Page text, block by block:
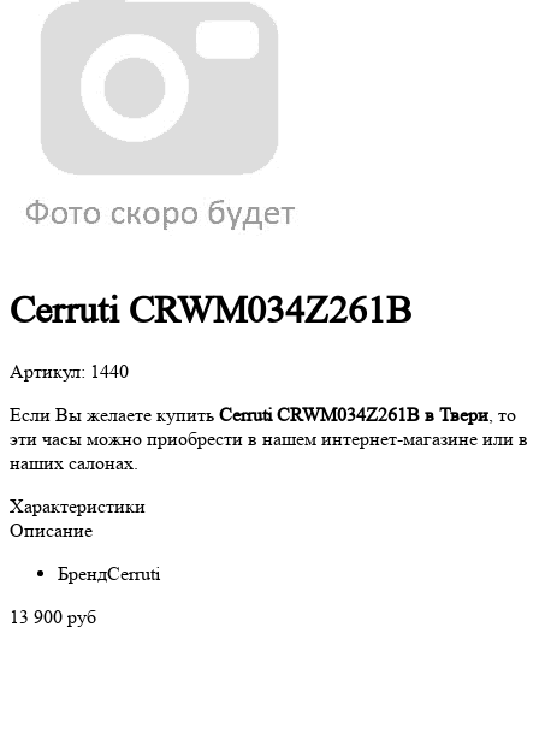
Cerruti CRWM034Z261B
Артикул: 1440
Если Вы желаете купить Cerruti CRWM034Z261B в Твери , то
эти часы можно приобрести в нашем интернет-магазине или в
наших салонах.
Характеристики
Описание
БрендCerruti
13 900 руб